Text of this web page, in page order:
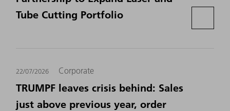
Tube Cutting Portfolio
22/07/2026 Corporate
TRUMPF leaves crisis behind: Sales
just above previous year, order